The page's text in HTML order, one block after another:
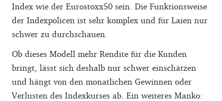
Index wie der Eurostoxx50 sein. Die Funktionsweise
der Indexpolicen ist sehr komplex und für Laien nur
schwer zu durchschauen.
Ob dieses Modell mehr Rendite für die Kunden
bringt, lässt sich deshalb nur schwer einschätzen
und hängt von den monatlichen Gewinnen oder
Verlusten des Indexkurses ab. Ein weiteres Manko: